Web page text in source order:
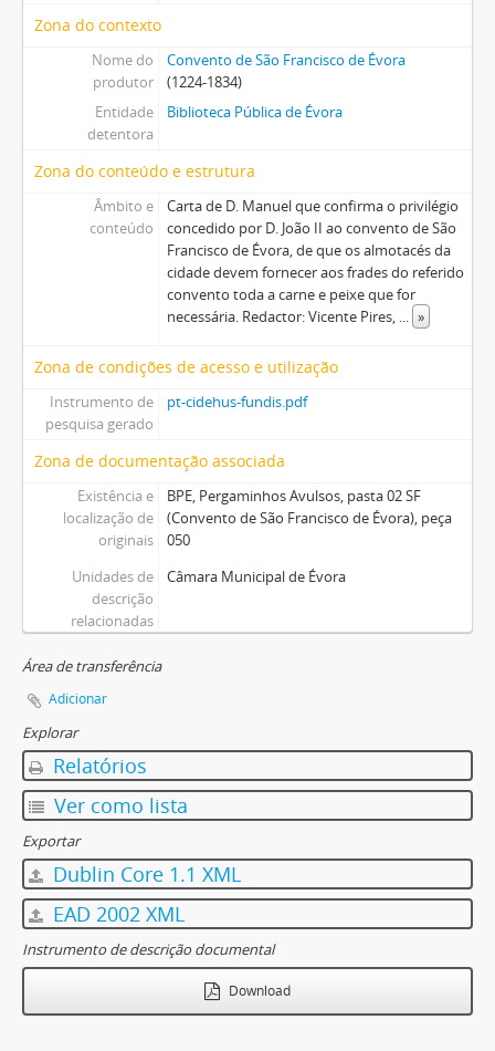
Zona do contexto
Nome do
produtor
Convento de São Francisco de Évora
(1224-1834)
Entidade
detentora
Biblioteca Pública de Évora
Zona do conteúdo e estrutura
Âmbito e
conteúdo
Carta de D. Manuel que confirma o privilégio
concedido por D. João II ao convento de São
Francisco de Évora, de que os almotacés da
cidade devem fornecer aos frades do referido
convento toda a carne e peixe que for
necessária. Redactor: Vicente Pires, ... »
Zona de condições de acesso e utilização
Instrumento de
pesquisa gerado
pt-cidehus-fundis.pdf
Zona de documentação associada
Existência e
localização de
originais
BPE, Pergaminhos Avulsos, pasta 02 SF
(Convento de São Francisco de Évora), peça
050
Unidades de
descrição
relacionadas
Câmara Municipal de Évora
Área de transferência
Adicionar
Explorar
Relatórios
Ver como lista
Exportar
Dublin Core 1.1 XML
EAD 2002 XML
Instrumento de descrição documental
Download